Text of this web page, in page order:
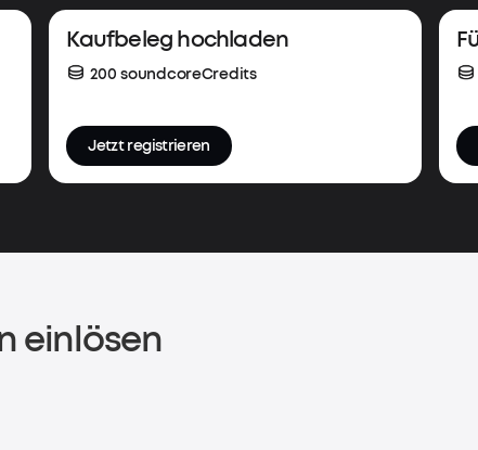
Kaufbeleg hochladen
200 soundcoreCredits
Jetzt registrieren
einlösen